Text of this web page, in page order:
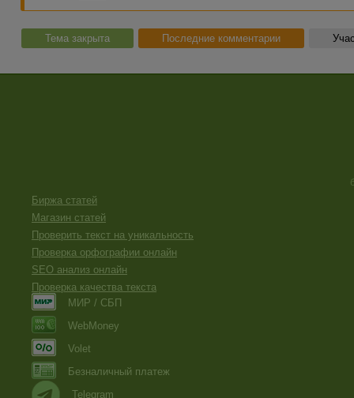
Тема закрыта Последние комментарии
Биржа статей
Магазин статей
Проверить текст на уникальность
Проверка орфографии онлайн
SEO анализ онлайн
Проверка качества текста
МИР / СБП
WebMoney
Volet
Безналичный платеж
Telegram